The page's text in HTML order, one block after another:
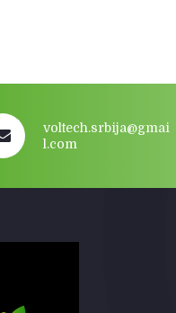
voltech.srbija@gmai
l.com